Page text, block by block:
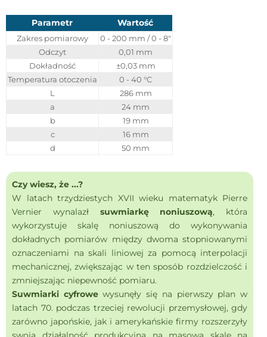
Parametr Wartość
Zakres pomiarowy
0 - 200 mm / 0 - 8"
Odczyt
0,01 mm
Dokładność
±0,03 mm
Temperatura otoczenia
0 - 40 °C
L
286 mm
a
24 mm
b
19 mm
c
16 mm
d
50 mm
Czy wiesz, że ...?
W latach trzydziestych XVII wieku matematyk Pierre
Vernier wynalazł suwmiarkę noniuszową, która
wykorzystuje skalę noniuszową do wykonywania
dokładnych pomiarów między dwoma stopniowanymi
oznaczeniami na skali liniowej za pomocą interpolacji
mechanicznej, zwiększając w ten sposób rozdzielczość i
zmniejszając niepewność pomiaru.
Suwmiarki cyfrowewysunęły się na pierwszy plan w
latach 70. podczas trzeciej rewolucji przemysłowej, gdy
zarówno japońskie, jak i amerykańskie firmy rozszerzyły